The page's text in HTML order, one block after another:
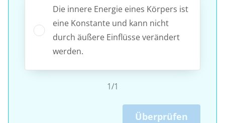
Die innere Energie eines Körpers ist
eine Konstante und kann nicht
durch äußere Einflüsse verändert
werden.
1/1
Überprüfen